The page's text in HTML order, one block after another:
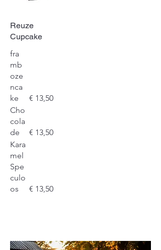
Reuze
Cupcake
fra
mb
oze
nca
ke
€ 13,50
Cho
cola
de
€ 13,50
Kara
mel
Spe
culo
os
€ 13,50